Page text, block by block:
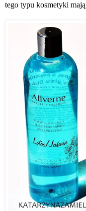
tego typu kosmetyki